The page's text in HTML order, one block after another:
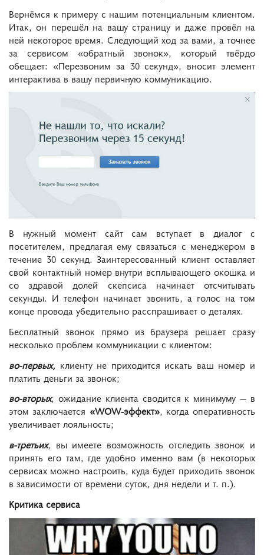
Вернёмся к примеру с нашим потенциальным клиентом.
Итак, он перешёл на вашу страницу и даже провёл на
ней некоторое время. Следующий ход за вами, а точнее
за сервисом «обратный звонок», который твёрдо
обещает: «Перезвоним за 30 секунд», вносит элемент
интерактива в вашу первичную коммуникацию.
В нужный момент сайт сам вступает в диалог с
посетителем, предлагая ему связаться с менеджером в
течение 30 секунд. Заинтересованный клиент оставляет
свой контактный номер внутри всплывающего окошка и
со здравой долей скепсиса начинает отсчитывать
секунды. И телефон начинает звонить, а голос на том
конце провода убедительно расспрашивает о деталях.
Бесплатный звонок прямо из браузера решает сразу
несколько проблем коммуникации с клиентом:
во-первых, клиенту не приходится искать ваш номер и
платить деньги за звонок;
во-вторых, ожидание клиента сводится к минимуму — в
этом заключается «WOW-эффект», когда оперативность
увеличивает лояльность;
в-третьих, вы имеете возможность отследить звонок и
принять его там, где удобно именно вам (в некоторых
сервисах можно настроить, куда будет приходить звонок
в зависимости от времени суток, дня недели и т. п.).
Критика сервиса